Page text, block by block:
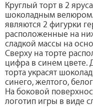
Круглый торт в 2
шоколадным
являются 2 фигурки
расположенные на
сладкой массы на
Сверху на торте
цифра в синем цвете.
торта украсят
синего, желтого,
На боковой
логотип игры в виде